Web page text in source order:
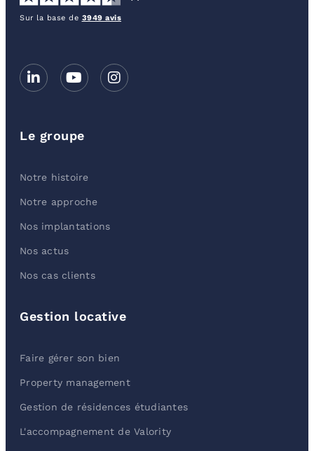
Sur la base de 3949 avis
Le groupe
Notre histoire
Notre approche
Nos implantations
Nos actus
Nos cas clients
Gestion locative
Faire gérer son bien
Property management
Gestion de résidences étudiantes
L'accompagnement de Valority